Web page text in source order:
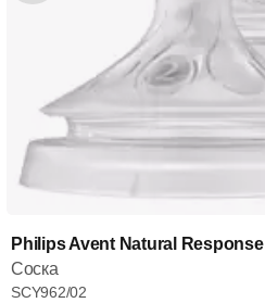
Philips Avent Natural Response
Соска
SCY962/02